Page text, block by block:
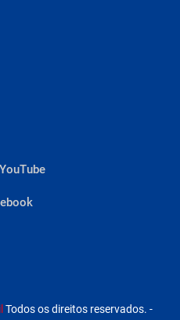
Todos os direitos reservados. -